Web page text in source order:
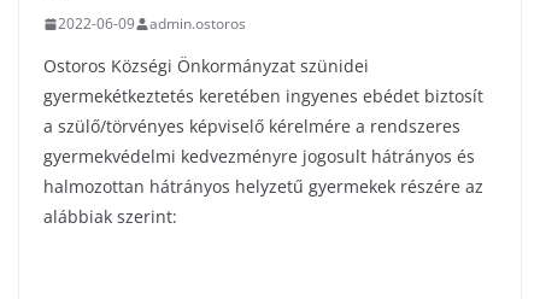
2022-06-09 admin.ostoros
Ostoros Községi Önkormányzat szünidei
gyermekétkeztetés keretében ingyenes ebédet biztosít
a szülő/törvényes képviselő kérelmére a rendszeres
gyermekvédelmi kedvezményre jogosult hátrányos és
halmozottan hátrányos helyzetű gyermekek részére az
alábbiak szerint: